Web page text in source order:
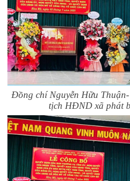
Đồng chí Nguyễn Hữu
tịch HĐND xã phát